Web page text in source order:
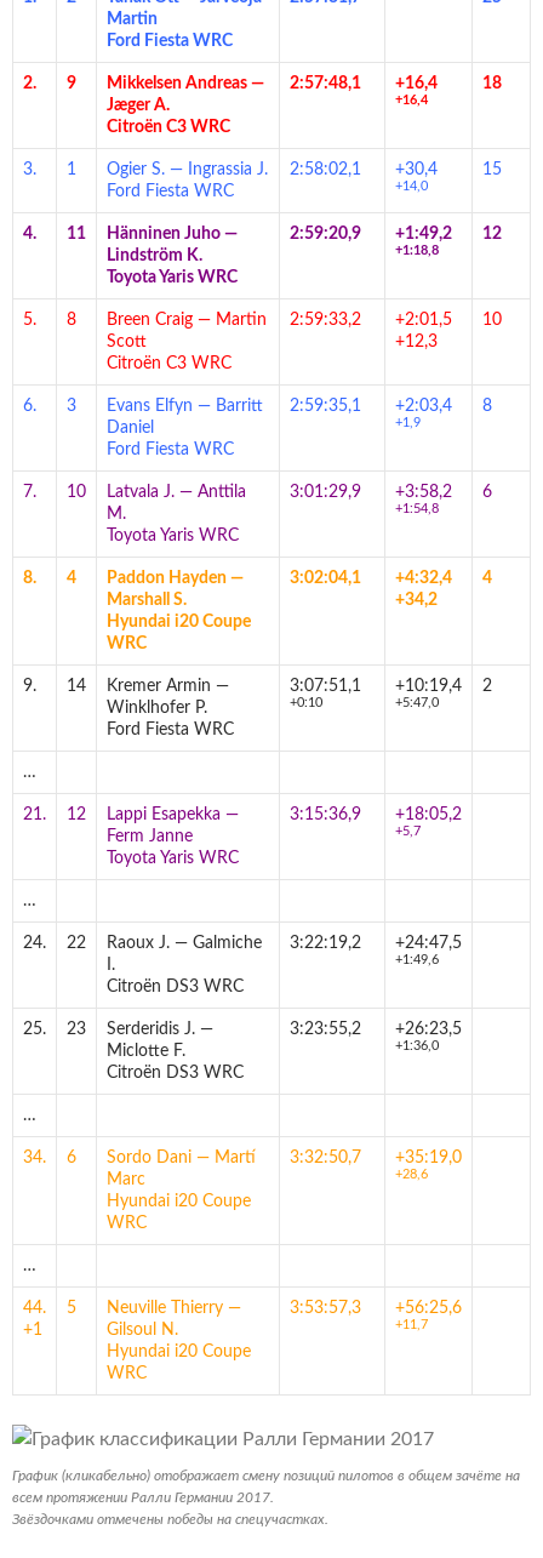
Martin
Ford Fiesta WRC
2. 9
Mikkelsen Andreas —
Jæger A.
Citroën C3 WRC
2:57:48,1 +16,4
+16,4
18
3. 1
Ogier S. — Ingrassia J.
Ford Fiesta WRC
2:58:02,1 +30,4
+14,0
15
4. 11
Hänninen Juho —
Lindström K.
Toyota Yaris WRC
2:59:20,9 +1:49,2
+1:18,8
12
5. 8
Breen Craig — Martin
Scott
Citroën C3 WRC
2:59:33,2
+2:01,5
+12,3
10
6. 3
Evans Elfyn — Barritt
Daniel
Ford Fiesta WRC
2:59:35,1 +2:03,4
+1,9
8
7. 10
Latvala J. — Anttila
M.
Toyota Yaris WRC
3:01:29,9 +3:58,2
+1:54,8
6
8. 4
Paddon Hayden —
Marshall S.
Hyundai i20 Coupe
WRC
3:02:04,1
+4:32,4
+34,2
4
9. 14
Kremer Armin —
Winklhofer P.
Ford Fiesta WRC
3:07:51,1
+0:10
+10:19,4
+5:47,0
2
…
21. 12
Lappi Esapekka —
Ferm Janne
Toyota Yaris WRC
3:15:36,9 +18:05,2
+5,7
…
24. 22
Raoux J. — Galmiche
I.
Citroën DS3 WRC
3:22:19,2 +24:47,5
+1:49,6
25. 23
Serderidis J. —
Miclotte F.
Citroën DS3 WRC
3:23:55,2 +26:23,5
+1:36,0
…
34. 6
Sordo Dani — Martí
Marc
Hyundai i20 Coupe
WRC
3:32:50,7 +35:19,0
+28,6
…
44.
+1
5
Neuville Thierry —
Gilsoul N.
Hyundai i20 Coupe
WRC
3:53:57,3 +56:25,6
+11,7
График (кликабельно) отображает смену позиций пилотов в общем зачёте на
всем протяжении Ралли Германии 2017.
Звёздочками отмечены победы на спецучастках.